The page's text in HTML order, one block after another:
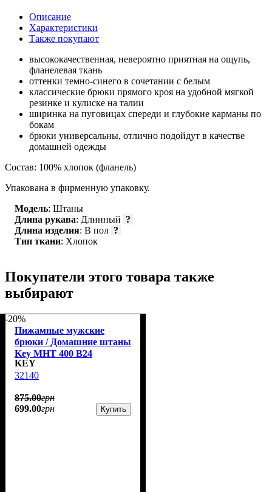
Описание
Характеристики
Также покупают
высококачественная, невероятно приятная на ощупь,
фланелевая ткань
оттенки темно-синего в сочетании с белым
классические брюки прямого кроя на удобной мягкой
резинке и кулиске на талии
ширинка на пуговицах спереди и глубокие карманы по
бокам
брюки универсальны, отлично подойдут в качестве
домашней одежды
Состав: 100% хлопок (фланель)
Упакована в фирменную упаковку.
Модель: Штаны
Длина рукава: Длинный ?
Длина изделия: В пол ?
Тип ткани: Хлопок
Покупатели этого товара также
выбирают
-20%
Пижамные мужские
брюки / Домашние штаны
Key MHT 400 B24
KEY
32140
875.00грн
699.00грн Купить